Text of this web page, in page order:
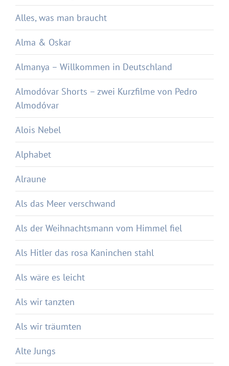
Alles, was man braucht
Alma & Oskar
Almanya – Willkommen in Deutschland
Almodóvar Shorts – zwei Kurzfilme von Pedro
Almodóvar
Alois Nebel
Alphabet
Alraune
Als das Meer verschwand
Als der Weihnachtsmann vom Himmel fiel
Als Hitler das rosa Kaninchen stahl
Als wäre es leicht
Als wir tanzten
Als wir träumten
Alte Jungs